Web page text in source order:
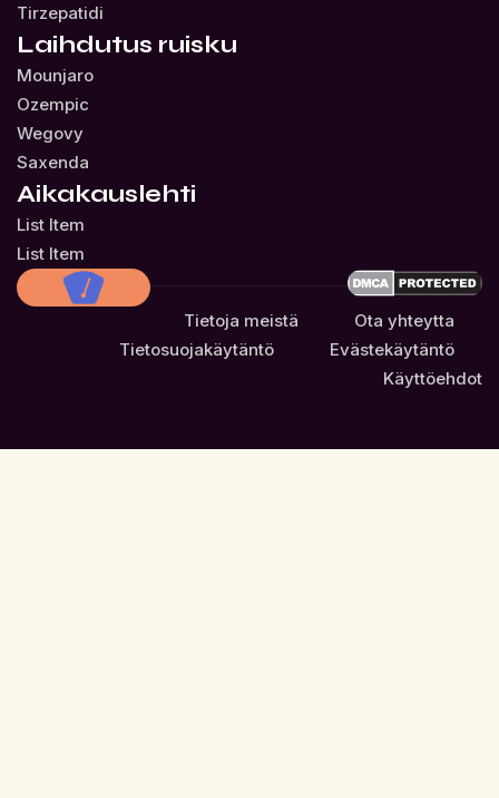
Tirzepatidi
Laihdutus ruisku
Mounjaro
Ozempic
Wegovy
Saxenda
Aikakauslehti
List Item
List Item
Tietoja meistä
Ota yhteytta
Tietosuojakäytäntö
Evästekäytäntö
Käyttöehdot